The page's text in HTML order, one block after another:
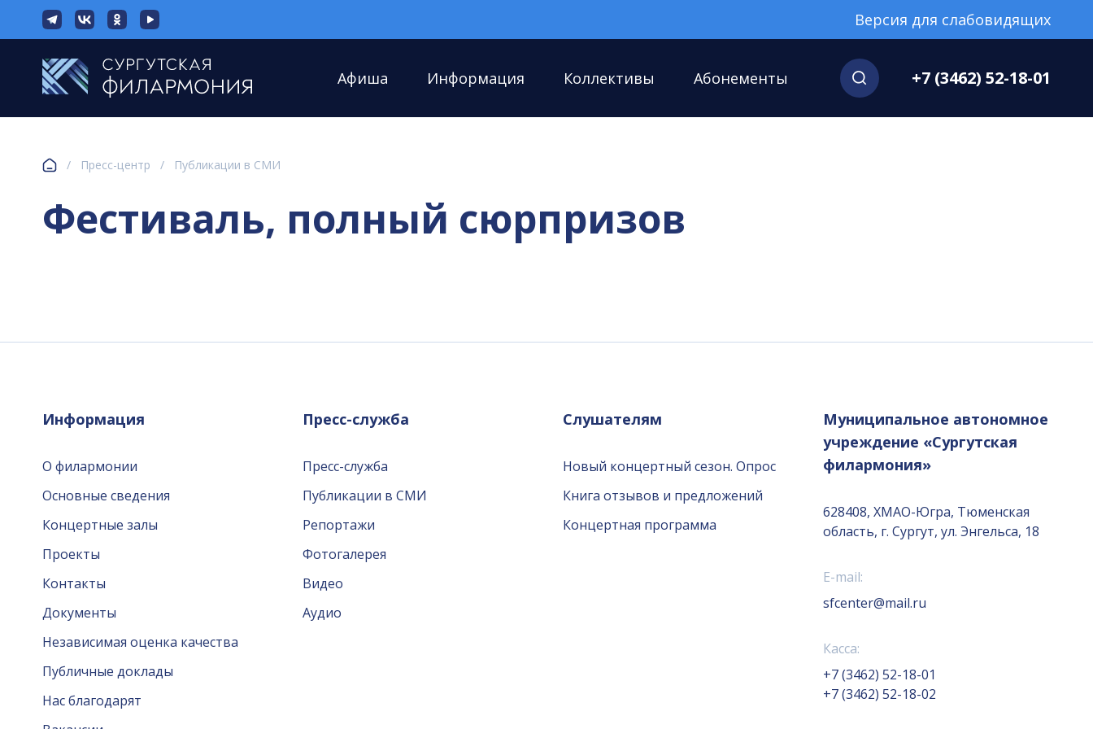
Версия для слабовидящих
Афиша Информация Коллективы Абонементы +7 (3462) 52-18-01
/ Пресс-центр / Публикации в СМИ
Фестиваль, полный сюрпризов
Информация
О филармонии
Основные сведения
Концертные залы
Проекты
Контакты
Документы
Независимая оценка качества
Публичные доклады
Нас благодарят
Пресс-служба
Пресс-служба
Публикации в СМИ
Репортажи
Фотогалерея
Видео
Аудио
Слушателям
Новый концертный сезон. Опрос
Книга отзывов и предложений
Концертная программа
Муниципальное автономное
учреждение «Сургутская
филармония»
628408, ХМАО-Югра, Тюменская
область, г. Сургут, ул. Энгельса, 18
E-mail:
sfcenter@mail.ru
Касса:
+7 (3462) 52-18-01
+7 (3462) 52-18-02